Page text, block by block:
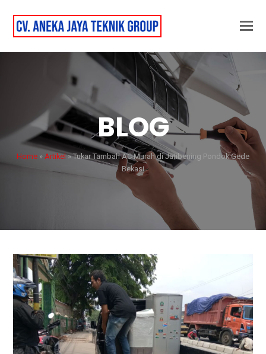
BLOG
Home » Artikel»Tukar Tambah AC Murah di Jatibening Pondok Gede
Bekasi